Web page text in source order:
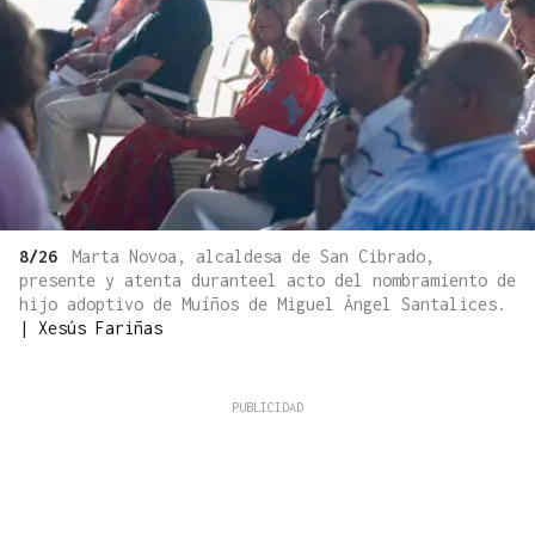
8/26
Marta Novoa, alcaldesa de San Cibrado,
presente y atenta duranteel acto del nombramiento de
hijo adoptivo de Muíños de Miguel Ángel Santalices.
| Xesús Fariñas